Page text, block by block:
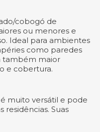
cobogó de
ou menores e
Ideal para ambientes
como paredes
também maior
e cobertura.
muito versátil e pode
residências. Suas